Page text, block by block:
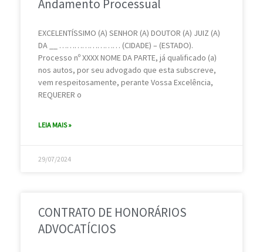
Andamento Processual
EXCELENTÍSSIMO (A) SENHOR (A) DOUTOR (A) JUIZ (A)
DA __ …………………… (CIDADE) – (ESTADO).
Processo nº XXXX NOME DA PARTE, já qualificado (a)
nos autos, por seu advogado que esta subscreve,
vem respeitosamente, perante Vossa Excelência,
REQUERER o
LEIA MAIS »
29/07/2024
CONTRATO DE HONORÁRIOS
ADVOCATÍCIOS